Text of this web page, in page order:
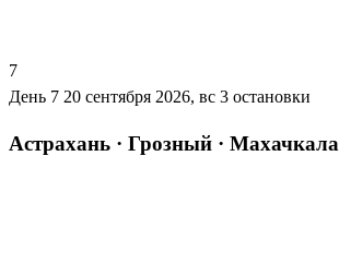
7
День 7 20 сентября 2026, вс 3 остановки
Астрахань · Грозный · Махачкала